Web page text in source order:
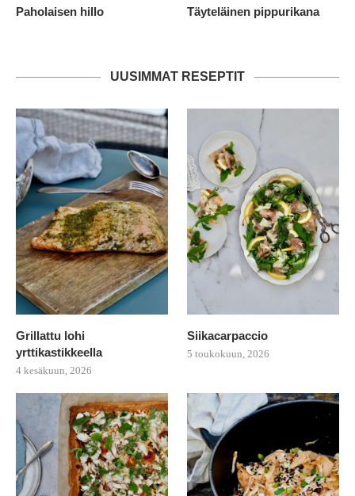
Paholaisen hillo Täyteläinen pippurikana
UUSIMMAT RESEPTIT
Grillattu lohi
yrttikastikkeella
4 kesäkuun, 2026
Siikacarpaccio
5 toukokuun, 2026